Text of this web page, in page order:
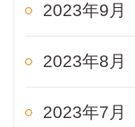
2023年9月
2023年8月
2023年7月